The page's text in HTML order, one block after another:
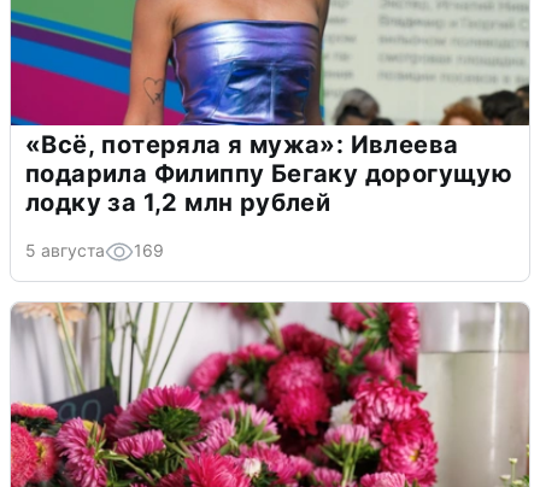
«Всё, потеряла я мужа»: Ивлеева
подарила Филиппу Бегаку дорогущую
лодку за 1,2 млн рублей
5 августа 169